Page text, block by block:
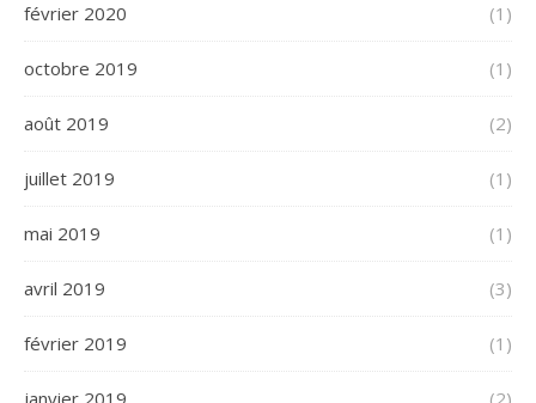
février 2020 (1)
octobre 2019 (1)
août 2019 (2)
juillet 2019 (1)
mai 2019 (1)
avril 2019 (3)
février 2019 (1)
janvier 2019 (2)